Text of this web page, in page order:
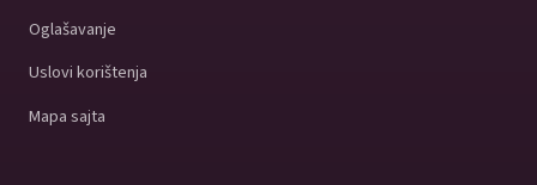
Oglašavanje
Uslovi korištenja
Mapa sajta